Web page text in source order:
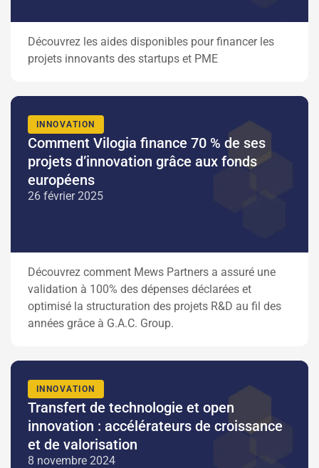
Découvrez les aides disponibles pour financer les
projets innovants des startups et PME
INNOVATION
Comment Vilogia finance 70 % de ses
projets d’innovation grâce aux fonds
européens
26 février 2025
Découvrez comment Mews Partners a assuré une
validation à 100% des dépenses déclarées et
optimisé la structuration des projets R&D au fil des
années grâce à G.A.C. Group.
INNOVATION
Transfert de technologie et open
innovation : accélérateurs de croissance
et de valorisation
8 novembre 2024